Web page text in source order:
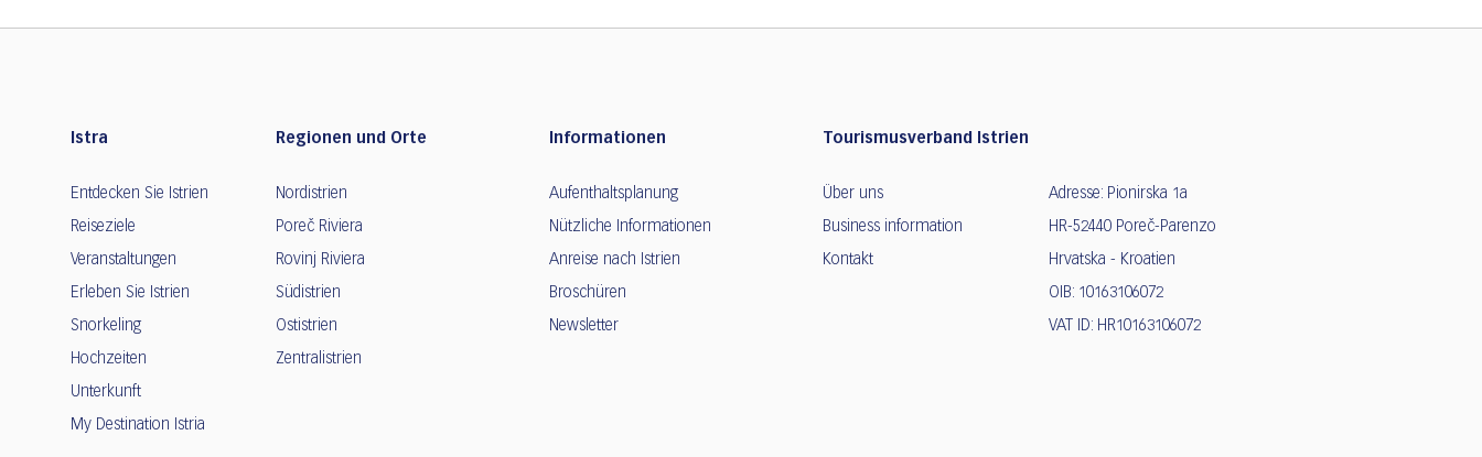
Istra
Entdecken Sie Istrien
Reiseziele
Veranstaltungen
Erleben Sie Istrien
Snorkeling
Hochzeiten
Unterkunft
My Destination Istria
Regionen und Orte
Nordistrien
Poreč Riviera
Rovinj Riviera
Südistrien
Ostistrien
Zentralistrien
Informationen
Aufenthaltsplanung
Nützliche Informationen
Anreise nach Istrien
Broschüren
Newsletter
Tourismusverband Istrien
Über uns
Business information
Kontakt
Adresse: Pionirska 1a
HR-52440 Poreč-Parenzo
Hrvatska - Kroatien
OIB: 10163106072
VAT ID: HR10163106072